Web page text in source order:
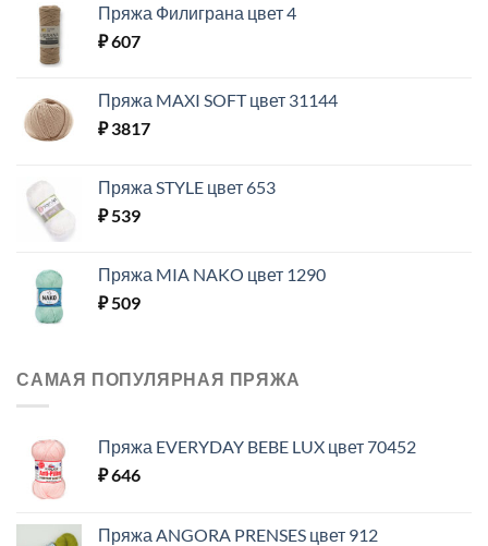
Пряжа Филиграна цвет 4
₽607
Пряжа MAXI SOFT цвет 31144
₽3817
Пряжа STYLE цвет 653
₽539
Пряжа MIA NAKO цвет 1290
₽509
САМАЯ ПОПУЛЯРНАЯ ПРЯЖА
Пряжа EVERYDAY BEBE LUX цвет 70452
₽646
Пряжа ANGORA PRENSES цвет 912